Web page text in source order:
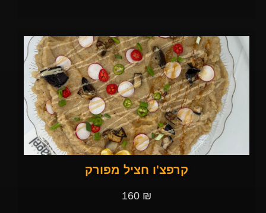
קרפצ'ו חציל מפורק
₪